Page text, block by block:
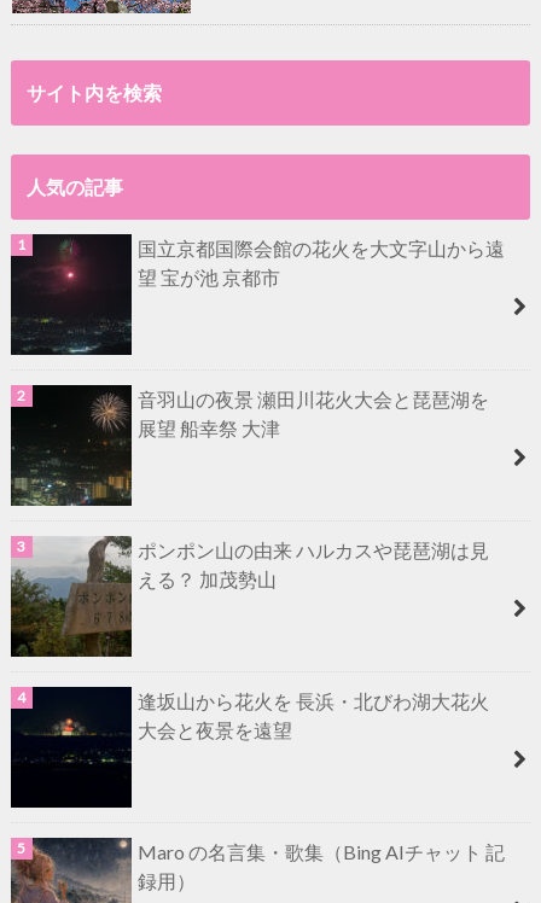
サイト内を検索
人気の記事
国立京都国際会館の花火を大文字山から遠
望 宝が池 京都市
音羽山の夜景 瀬田川花火大会と琵琶湖を
展望 船幸祭 大津
ポンポン山の由来 ハルカスや琵琶湖は見
える？ 加茂勢山
逢坂山から花火を 長浜・北びわ湖大花火
大会と夜景を遠望
Maro の名言集・歌集（Bing AIチャット 記
録用）